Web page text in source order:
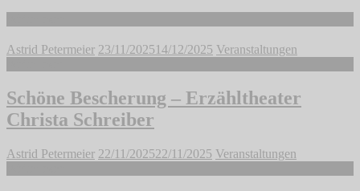
Astrid Petermeier 23/11/202514/12/2025 Veranstaltungen
Schöne Bescherung – Erzähltheater
Christa Schreiber
Astrid Petermeier 22/11/202522/11/2025 Veranstaltungen